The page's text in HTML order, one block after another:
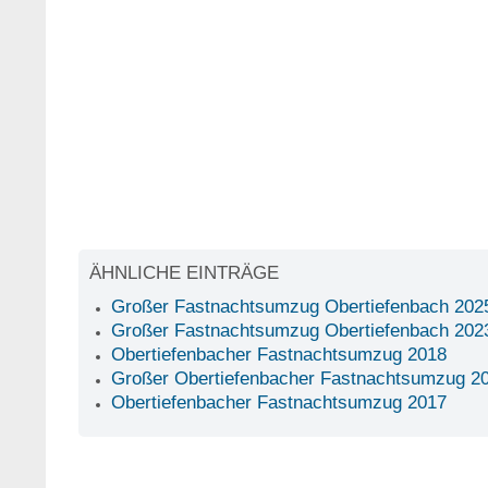
ÄHNLICHE EINTRÄGE
Großer Fastnachtsumzug Obertiefenbach
Großer Fastnachtsumzug Obertiefenbach
Obertiefenbacher Fastnachtsumzug 2018
Großer Obertiefenbacher Fastnachtsumzug
Obertiefenbacher Fastnachtsumzug 2017